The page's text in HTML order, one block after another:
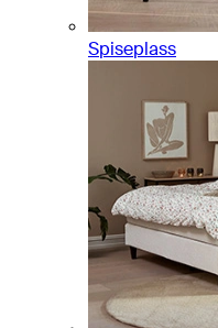
Spiseplass